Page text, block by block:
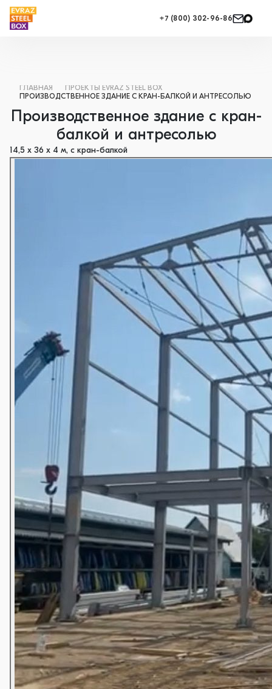
+7 (800) 302-96-86
ГЛАВНАЯ
ПРОЕКТЫ EVRAZ STEEL BOX
ПРОИЗВОДСТВЕННОЕ ЗДАНИЕ С КРАН-БАЛКОЙ И АНТРЕСОЛЬЮ
Производственное здание с кран-
балкой и антресолью
14,5 х 36 х 4 м, с кран-балкой